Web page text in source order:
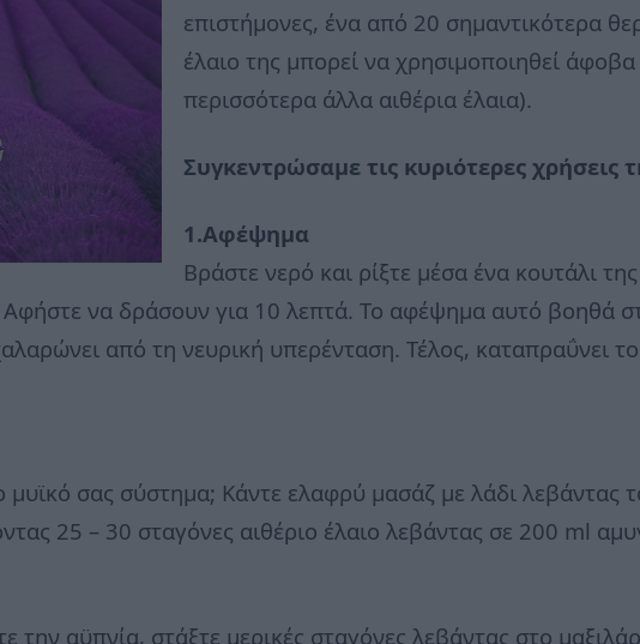
επιστήμονες, ένα από 20 σημαντικότερα
έλαιο της μπορεί να χρησιμοποιηθεί
περισσότερα άλλα αιθέρια έλαια).
Συγκεντρώσαμε τις κυριότερες χρήσεις
1.Αφέψημα
Βράστε νερό και ρίξτε μέσα ένα κουτάλι
να δράσουν για 10 λεπτά. Το αφέψημα αυτό βοηθά
από τη νευρική υπερένταση. Τέλος, καταπραΰνει
μυϊκό σας σύστημα; Kάντε ελαφρύ μασάζ με λάδι λεβάντας
25 – 30 σταγόνες αιθέριο έλαιο λεβάντας σε 200 ml
την αϋπνία, στάξτε μερικές σταγόνες λεβάντας στο